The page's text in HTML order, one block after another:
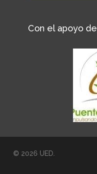
Con el apoyo de
© 2026 UED.